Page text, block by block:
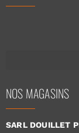
NOS MAGASINS
SARL DOUILLET